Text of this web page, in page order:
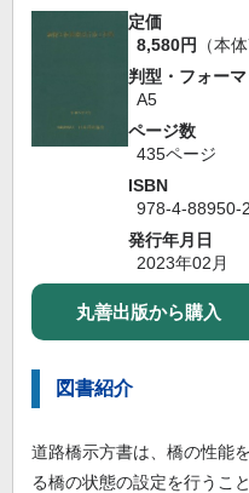
定価
8,580円
（本
判型・フォーマ
A5
ページ数
435ページ
ISBN
978-4-88950-
発行年月日
2023年02月
丸善出版から購入
図書紹介
道路橋示方書は、橋の性能
る橋の状態の設定を行うこ